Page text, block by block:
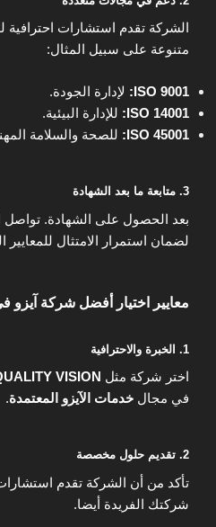
الشركة تقدم استشارات
متنوعة على سبيل المثال:
ISO 9001:
لإدارة الجودة.
ISO 14001:
للإدارة البيئية.
ISO 45001:
للصحة والسلامة
3. متابعة ما بعد الشهادة
بعد الحصول على الشهادة. تواصل
لضمان استمرار الامتثال للمعايير
معايير اختيار أفضل شركة آيزو
1. الخبرة والاحترافية
اختر شركة مثل VISION
في مجال خدمات الآيزو المعتمدة.
2. تقديم حلول مخصصة
تأكد من أن الشركة تقدم
شركتك الفريدة أيضا.